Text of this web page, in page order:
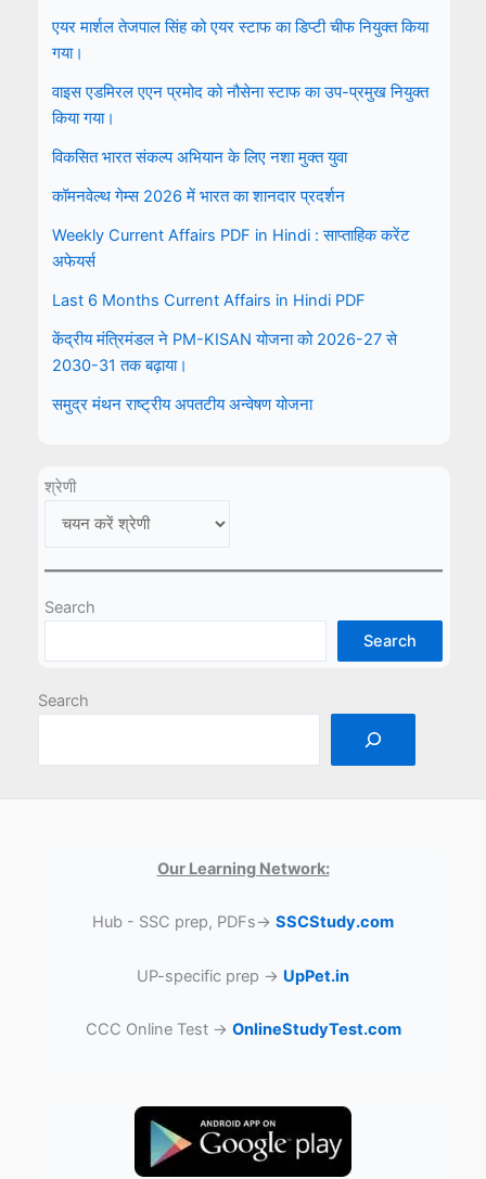
एयर मार्शल तेजपाल सिंह को एयर स्टाफ का डिप्टी चीफ नियुक्त किया
गया।
वाइस एडमिरल एएन प्रमोद को नौसेना स्टाफ का उप-प्रमुख नियुक्त
किया गया।
विकसित भारत संकल्प अभियान के लिए नशा मुक्त युवा
कॉमनवेल्थ गेम्स 2026 में भारत का शानदार प्रदर्शन
Weekly Current Affairs PDF in Hindi : साप्ताहिक करेंट
अफेयर्स
Last 6 Months Current Affairs in Hindi PDF
केंद्रीय मंत्रिमंडल ने PM-KISAN योजना को 2026-27 से
2030-31 तक बढ़ाया।
समुद्र मंथन राष्ट्रीय अपतटीय अन्वेषण योजना
श्रेणी
Search
Search
Search
Our Learning Network:
Hub - SSC prep, PDFs→ SSCStudy.com
UP-specific prep → UpPet.in
CCC Online Test → OnlineStudyTest.com